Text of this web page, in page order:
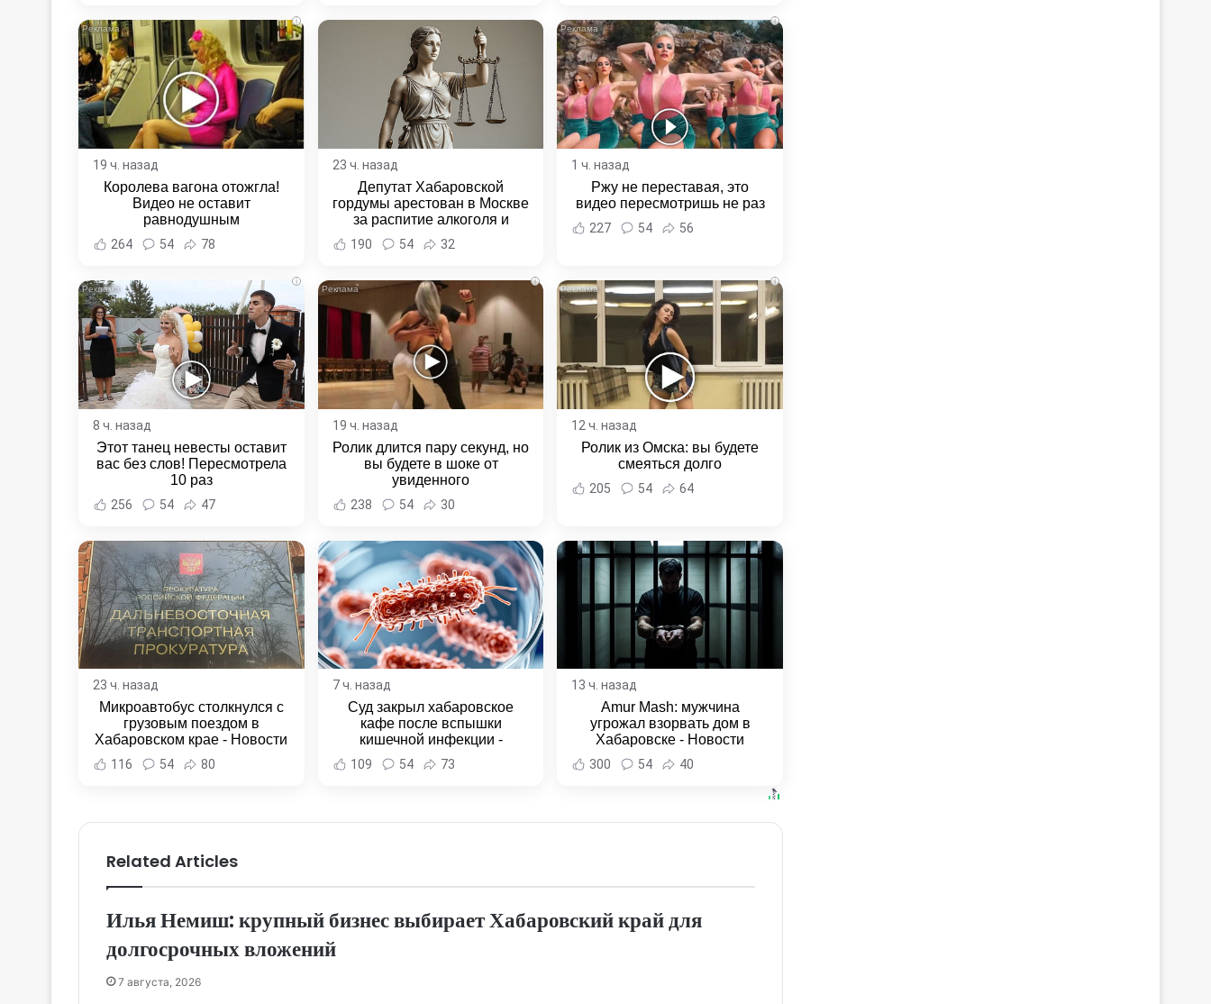
i
19 ч. назад
Королева вагона отожгла!
Видео не оставит
равнодушным
264 54 78
23 ч. назад
Депутат Хабаровской
гордумы арестован в Москве
за распитие алкоголя и
неповиновение полиции -
Новости Хабаровска и
190 54 32
i
1 ч. назад
Ржу не переставая, это
видео пересмотришь не раз
227 54 56
i
8 ч. назад
Этот танец невесты оставит
вас без слов! Пересмотрела
10 раз
256 54 47
i
19 ч. назад
Ролик длится пару секунд, но
вы будете в шоке от
увиденного
238 54 30
i
12 ч. назад
Ролик из Омска: вы будете
смеяться долго
205 54 64
23 ч. назад
Микроавтобус столкнулся с
грузовым поездом в
Хабаровском крае - Новости
Хабаровска и Хабаровского
края
116 54 80
7 ч. назад
Суд закрыл хабаровское
кафе после вспышки
кишечной инфекции -
Новости Хабаровска и
Хабаровского края
109 54 73
13 ч. назад
Amur Mash: мужчина
угрожал взорвать дом в
Хабаровске - Новости
Хабаровска и Хабаровского
края
300 54 40
Related Articles
Илья Немиш: крупный бизнес выбирает Хабаровский край для
долгосрочных вложений
7 августа, 2026